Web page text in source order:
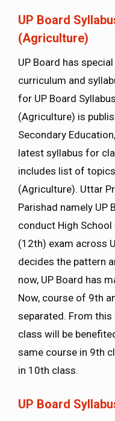
UP Board
(Agriculture)
UP Board has
curriculum and
for UP Board
(Agriculture) is
Secondary
latest syllabus for
includes list of
(Agriculture). Uttar
Parishad namely UP
conduct High
(12th) exam across
decides the pattern
now, UP Board has
Now, course of 9th
separated. From
class will be
same course in 9th
in 10th class.
UP Board